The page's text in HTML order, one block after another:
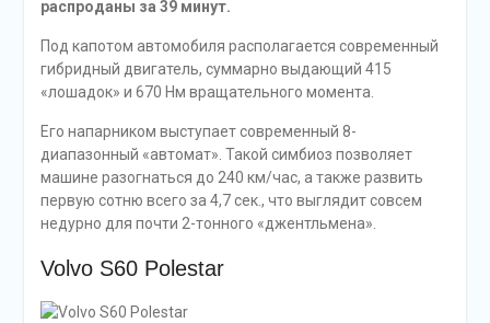
распроданы за 39 минут.
Под капотом автомобиля располагается современный
гибридный двигатель, суммарно выдающий 415
«лошадок» и 670 Нм вращательного момента.
Его напарником выступает современный 8-
диапазонный «автомат». Такой симбиоз позволяет
машине разогнаться до 240 км/час, а также развить
первую сотню всего за 4,7 сек., что выглядит совсем
недурно для почти 2-тонного «джентльмена».
Volvo S60 Polestar